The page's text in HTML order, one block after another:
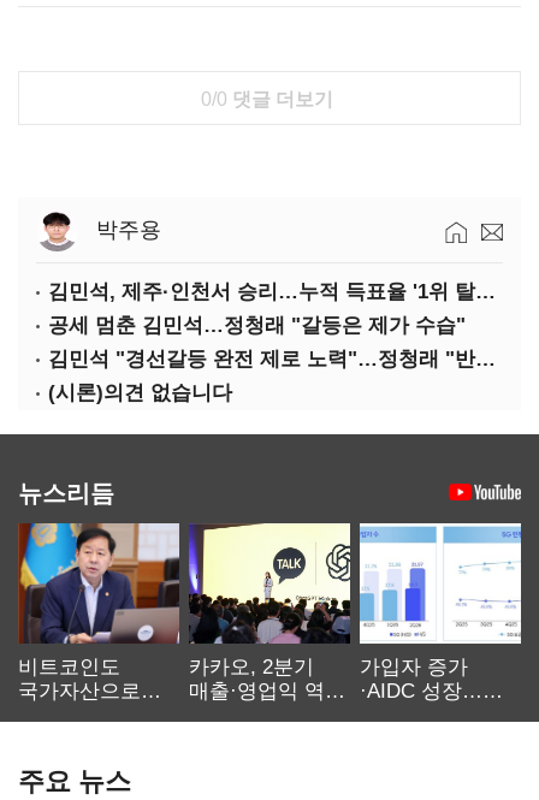
0/0 댓글 더보기
박주용
김민석, 제주·인천서 승리…누적 득표율 '1위 탈환'(종합)
공세 멈춘 김민석…정청래 "갈등은 제가 수습"
김민석 "경선갈등 완전 제로 노력"…정청래 "반명 공세 사과부터"
(시론)의견 없습니다
뉴스리듬
비트코인도
국가자산으로…'
카카오, 2분기
매출·영업익 역대
가입자 증가
·AIDC 성장…
주요 뉴스